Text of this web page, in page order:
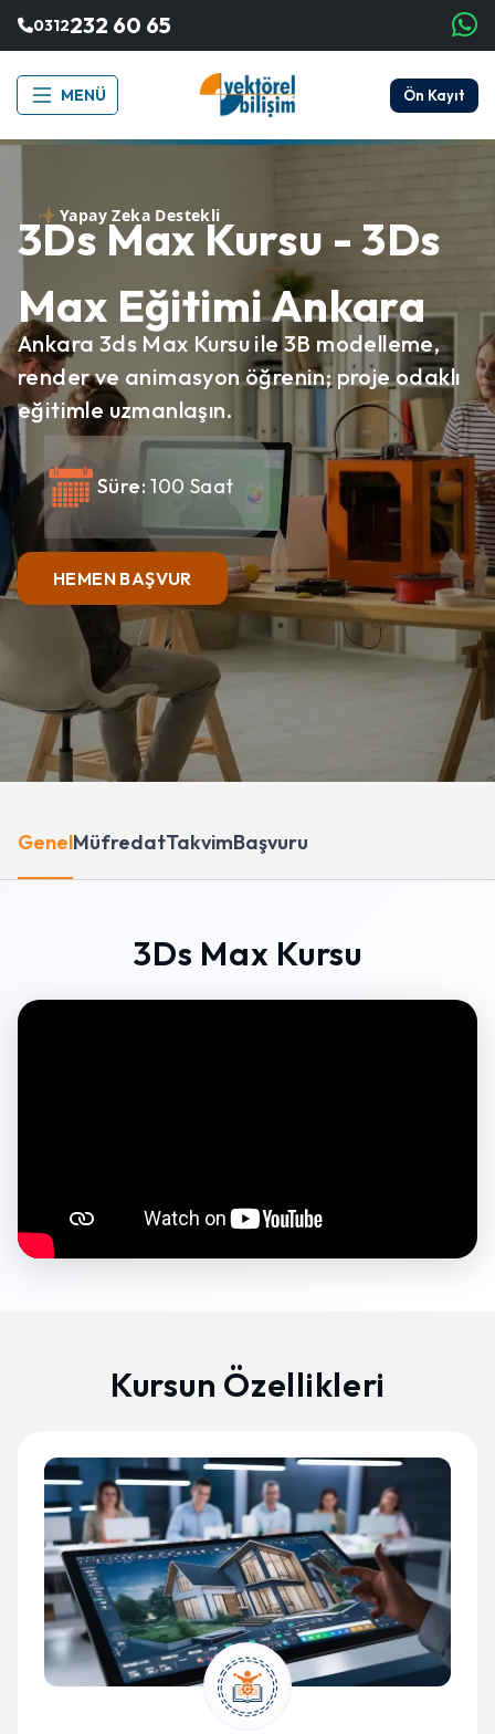
0312232 60 65
MENÜ Ön Kayıt
Yapay Zeka Destekli
3Ds Max Kursu - 3Ds
Max Eğitimi Ankara
Ankara 3ds Max Kursu ile 3B modelleme,
render ve animasyon öğrenin; proje odaklı
eğitimle uzmanlaşın.
Süre:100 Saat
HEMEN BAŞVUR
GenelMüfredatTakvimBaşvuru
3Ds Max Kursu
Kursun Özellikleri